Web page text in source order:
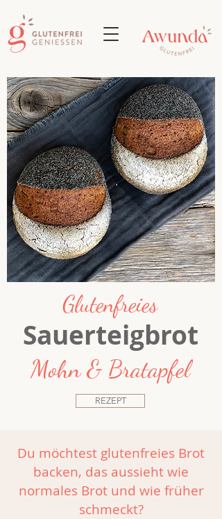
Glutenfreies
Sauerteigbrot
Mohn & Bratapfel
REZEPT
Du möchtest glutenfreies Brot
backen, das aussieht wie
normales Brot und wie früher
schmeckt?